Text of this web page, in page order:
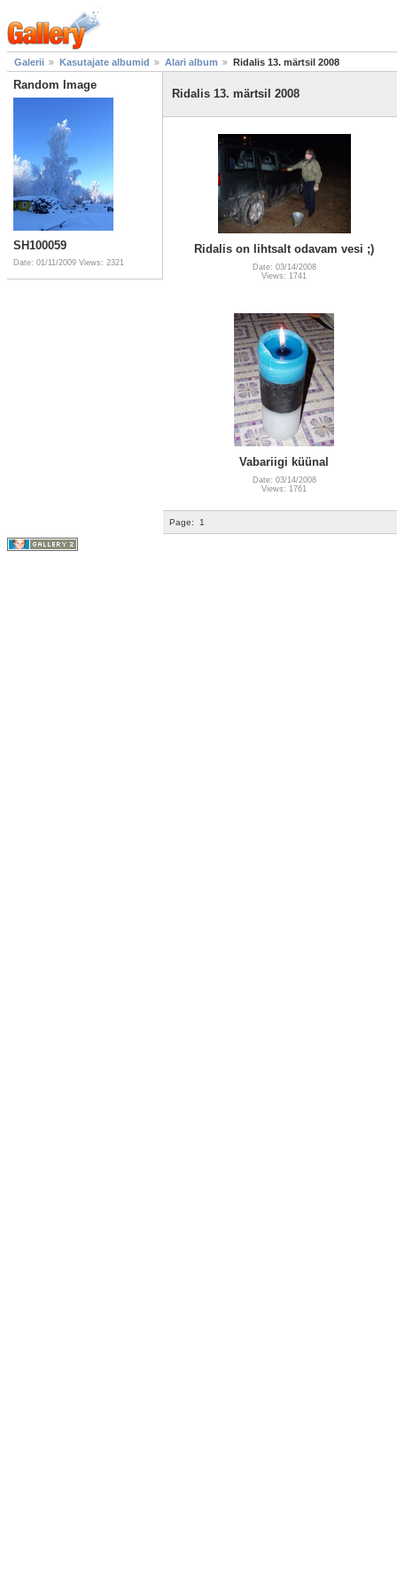
Galerii Kasutajate albumid Alari album Ridalis 13. märtsil 2008
Random Image
SH100059
Date: 01/11/2009 Views: 2321
Ridalis 13. märtsil 2008
Ridalis on lihtsalt odavam vesi ;)
Date: 03/14/2008
Views: 1741
Vabariigi küünal
Date: 03/14/2008
Views: 1761
Page: 1